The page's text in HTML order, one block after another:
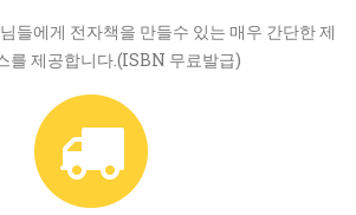
들에게 전자책을 만들수 있는 매우 간단한 제
를 제공합니다.(ISBN 무료발급)